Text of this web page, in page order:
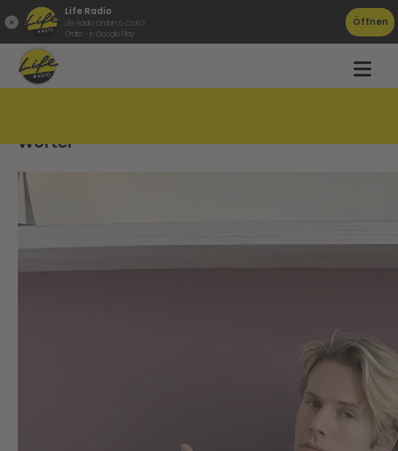
Life Radio
Life Radio GmbH & Co.KG
Gratis - in Google Play
Öffnen
Wörter